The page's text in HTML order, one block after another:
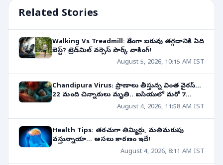
Related Stories
Walking Vs Treadmill: వేగంగా బరువు తగ్గడానికి ఏది
బెస్ట్? ట్రెడ్‌మిల్ వర్సెస్ పార్క్ వాకింగ్!
August 5, 2026, 10:15 AM IST
Chandipura Virus: ప్రాణాలు తీస్తున్న వింత వైరస్...
22 మంది చిన్నారులు మృతి.. ఐసియులో మరో 7
August 4, 2026, 11:58 AM IST
Health Tips: తరచుగా తిమ్మిర్లు, మతిమరుపు
వస్తున్నాయా... అసలు కారణం ఇదే!
August 4, 2026, 8:11 AM IST